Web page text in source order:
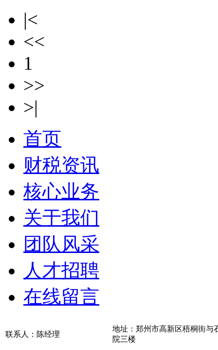
|<
<<
1
>>
>|
首页
财税资讯
核心业务
关于我们
团队风采
人才招聘
在线留言
联系人：陈经理
地址：郑州市高新区梧桐街与
院三楼